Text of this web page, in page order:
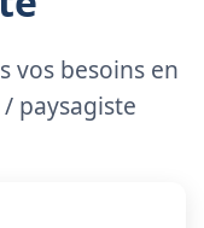
vos besoins en
paysagiste